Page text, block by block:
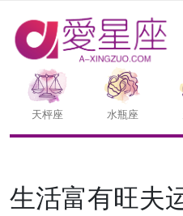
天枰座 水瓶座
生活富有旺夫